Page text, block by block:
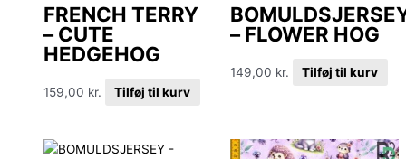
FRENCH TERRY
– CUTE
HEDGEHOG
159,00 kr. Tilføj til kurv
– FLOWER HOG
149,00 kr. Tilføj til kurv